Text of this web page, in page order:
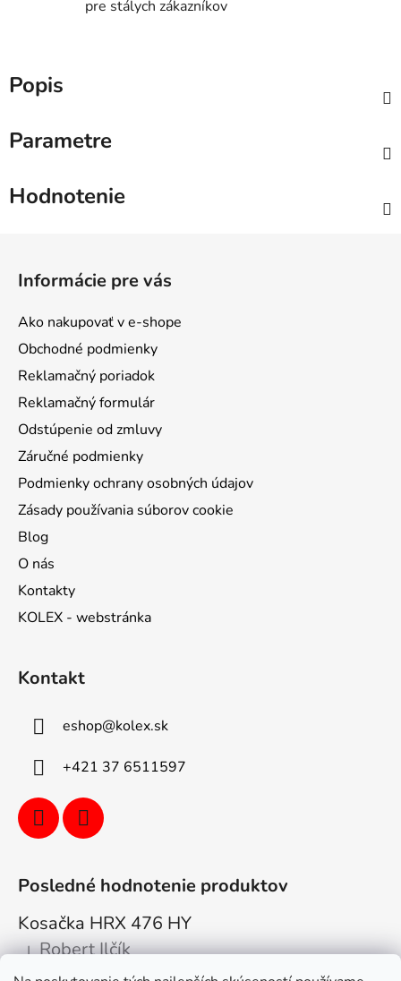
pre stálych zákazníkov
Popis
Parametre
Hodnotenie
Informácie pre vás
Ako nakupovať v e-shope
Obchodné podmienky
Reklamačný poriadok
Reklamačný formulár
Odstúpenie od zmluvy
Záručné podmienky
Podmienky ochrany osobných údajov
Zásady používania súborov cookie
Blog
O nás
Kontakty
KOLEX - webstránka
Kontakt
eshop@kolex.sk
+421 37 6511597
Posledné hodnotenie produktov
Kosačka HRX 476 HY
Hodnotenie produktu je 5 z 5 hviezdičiek.
| Robert Ilčík